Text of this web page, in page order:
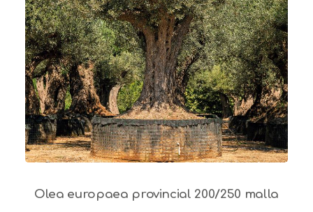
Olea europaea provincial 200/250 malla